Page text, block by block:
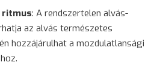
ritmus: A rendszertelen alvás-
az alvás természetes
hozzájárulhat a mozdulatlansági